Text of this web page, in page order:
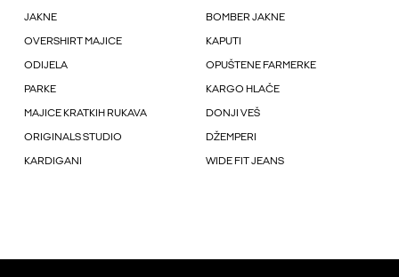
JAKNE BOMBER JAKNE
OVERSHIRT MAJICE KAPUTI
ODIJELA OPUŠTENE FARMERKE
PARKE KARGO HLAČE
MAJICE KRATKIH RUKAVA DONJI VEŠ
ORIGINALS STUDIO DŽEMPERI
KARDIGANI WIDE FIT JEANS